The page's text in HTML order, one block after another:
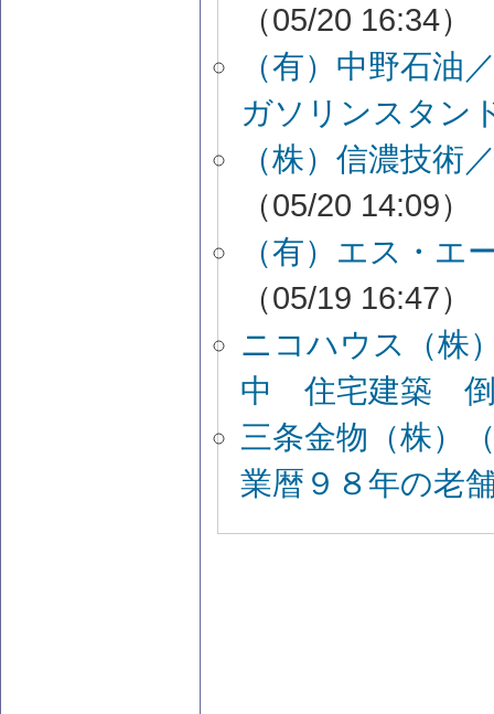
（05/20 16:34）
（有）中野石
ガソリンスタン
（株）信濃技
（05/20 14:09）
（有）エス・
（05/19 16:47）
ニコハウス（株
中 住宅建築 倒
三条金物（株）
業暦９８年の老